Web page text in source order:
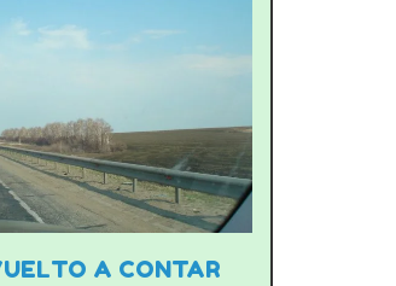
A CONTAR